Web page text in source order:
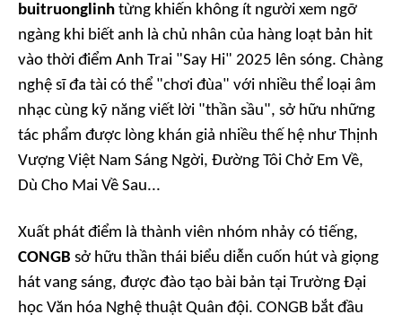
buitruonglinh từng khiến không ít người xem ngỡ
ngàng khi biết anh là chủ nhân của hàng loạt bản hit
vào thời điểm Anh Trai "Say Hi" 2025 lên sóng. Chàng
nghệ sĩ đa tài có thể "chơi đùa" với nhiều thể loại âm
nhạc cùng kỹ năng viết lời "thần sầu", sở hữu những
tác phẩm được lòng khán giả nhiều thế hệ nhưThịnh
Vượng Việt Nam Sáng Ngời, Đường Tôi Chở Em Về,
Dù Cho Mai Về Sau...
Xuất phát điểm là thành viên nhóm nhảy có tiếng,
CONGB sở hữu thần thái biểu diễn cuốn hút và giọng
hát vang sáng, được đào tạo bài bản tại Trường Đại
học Văn hóa Nghệ thuật Quân đội. CONGB bắt đầu